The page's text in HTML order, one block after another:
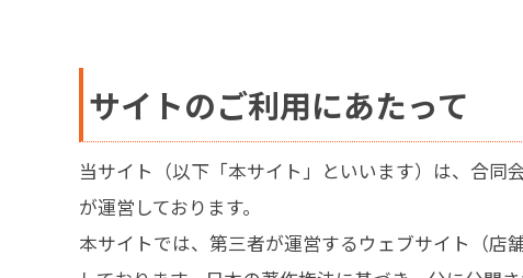
サイトのご利用にあたって
当サイト（以下「本サイト」といいます）は、合同
が運営しております。
本サイトでは、第三者が運営するウェブサイト（店